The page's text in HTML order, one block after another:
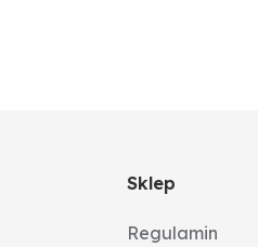
Sklep
Regulamin